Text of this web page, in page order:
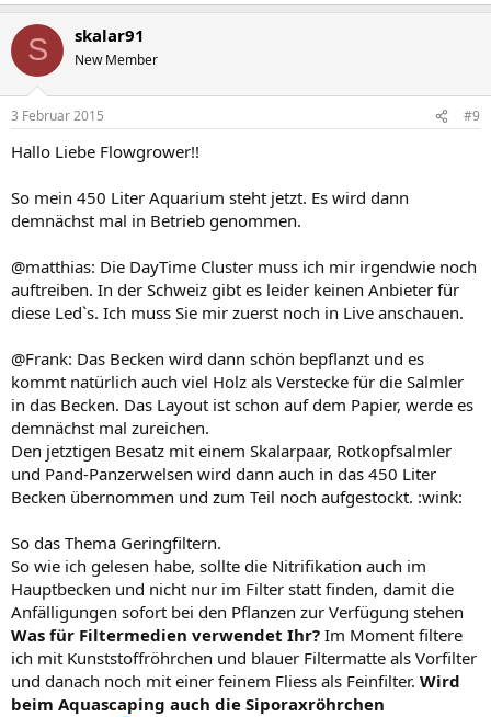
S skalar91
New Member
3 Februar 2015 #9
Hallo Liebe Flowgrower!!
So mein 450 Liter Aquarium steht jetzt. Es wird dann
demnächst mal in Betrieb genommen.
@matthias: Die DayTime Cluster muss ich mir irgendwie noch
auftreiben. In der Schweiz gibt es leider keinen Anbieter für
diese Led`s. Ich muss Sie mir zuerst noch in Live anschauen.
@Frank: Das Becken wird dann schön bepflanzt und es
kommt natürlich auch viel Holz als Verstecke für die Salmler
in das Becken. Das Layout ist schon auf dem Papier, werde es
demnächst mal zureichen.
Den jetztigen Besatz mit einem Skalarpaar, Rotkopfsalmler
und Pand-Panzerwelsen wird dann auch in das 450 Liter
Becken übernommen und zum Teil noch aufgestockt. :wink:
So das Thema Geringfiltern.
So wie ich gelesen habe, sollte die Nitrifikation auch im
Hauptbecken und nicht nur im Filter statt finden, damit die
Anfälligungen sofort bei den Pflanzen zur Verfügung stehen
Was für Filtermedien verwendet Ihr? Im Moment filtere
ich mit Kunststoffröhrchen und blauer Filtermatte als Vorfilter
und danach noch mit einer feinem Fliess als Feinfilter. Wird
beim Aquascaping auch die Siporaxröhrchen